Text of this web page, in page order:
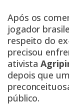
Após os
jogador
respeito do
precisou
ativista
depois que
público.